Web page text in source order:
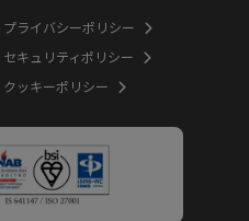
プライバシーポリシー
セキュリティポリシー
クッキーポリシー